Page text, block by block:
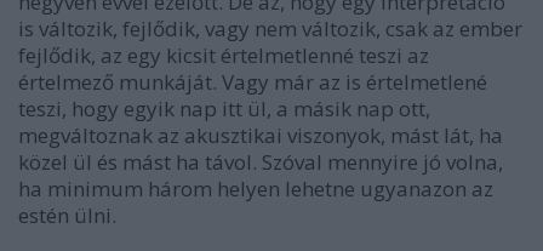
is változik, fejlődik, vagy nem változik, csak az ember
fejlődik, az egy kicsit értelmetlenné teszi az
értelmező munkáját. Vagy már az is értelmetlené
teszi, hogy egyik nap itt ül, a másik nap ott,
megváltoznak az akusztikai viszonyok, mást lát, ha
közel ül és mást ha távol. Szóval mennyire jó volna,
ha minimum három helyen lehetne ugyanazon az
estén ülni.